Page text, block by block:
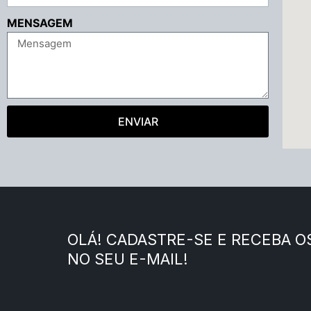
MENSAGEM
ENVIAR
OLÁ! CADASTRE-SE E RECEBA
NO SEU E-MAIL!